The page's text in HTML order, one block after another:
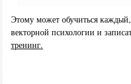
Этому может обучиться
векторной психологии и
тренинг.